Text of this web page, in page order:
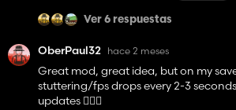
Ver 6 respuestas
OberPaul32 hace 2 meses
Great mod, great idea, but on my
stuttering/fps drops every 2-3
updates 🙋🏻‍♂️